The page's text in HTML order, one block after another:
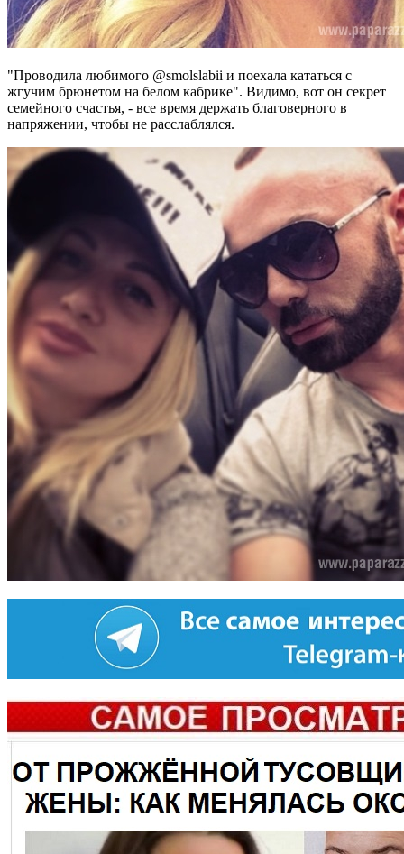
"Проводила любимого @smolslabii и поехала кататься с
жгучим брюнетом на белом кабрике". Видимо, вот он секрет
семейного счастья, - все время держать благоверного в
напряжении, чтобы не расслаблялся.